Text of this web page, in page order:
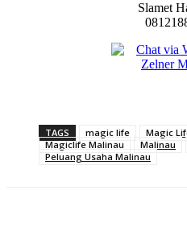
Slamet
TAGS magic life Magic
Magiclife Malinau
Malinau
Peluang Usaha Malinau